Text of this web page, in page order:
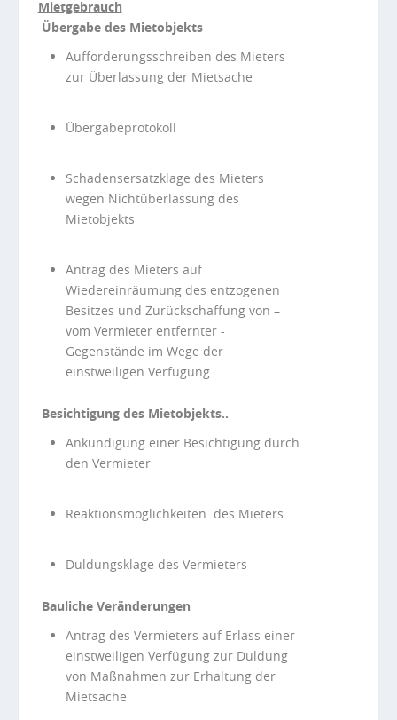
Mietgebrauch
Übergabe des Mietobjekts
Aufforderungsschreiben des Mieters
zur Überlassung der Mietsache
Übergabeprotokoll
Schadensersatzklage des Mieters
wegen Nichtüberlassung des
Mietobjekts
Antrag des Mieters auf
Wiedereinräumung des entzogenen
Besitzes und Zurückschaffung von –
vom Vermieter entfernter -
Gegenstände im Wege der
einstweiligen Verfügung.
Besichtigung des Mietobjekts..
Ankündigung einer Besichtigung durch
den Vermieter
Reaktionsmöglichkeiten des Mieters
Duldungsklage des Vermieters
Bauliche Veränderungen
Antrag des Vermieters auf Erlass einer
einstweiligen Verfügung zur Duldung
von Maßnahmen zur Erhaltung der
Mietsache